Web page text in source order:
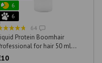
6
6
64
Protein Boomhair
for hair 50 ml